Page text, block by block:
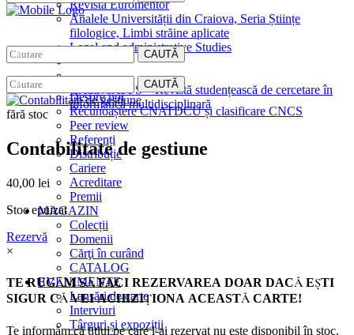
Revista Euromentor
Analele Universității din Craiova, Seria Științe
filologice, Limbi străine aplicate
Legal and administrative Studies
CreativeAPPS – Revistă studențească de cercetare în
informatică multidisciplinară
CAUTĂ
EDITURA
Despre noi
Recunoaștere CNATDCU și clasificare CNCS
Peer review
Referenți
Distribuție
Cariere
Acreditare
Premii
MAGAZIN
Colecții
Domenii
Cărţi în curând
CATALOG
EVENIMENTE
Lansări de carte
Interviuri
Târguri și expoziții
CAUTĂ
fără stoc
Contabilitate de gestiune
40,00 lei
Stoc epuizat
Rezervă
×
TE RUGĂM SĂ FACI REZERVAREA DOAR DACĂ EŞTI
SIGUR CĂ VEI ACHIZIŢIONA ACEASTĂ CARTE!
Te informăm că titlul pe care l-ai rezervat nu este disponibil în stoc.